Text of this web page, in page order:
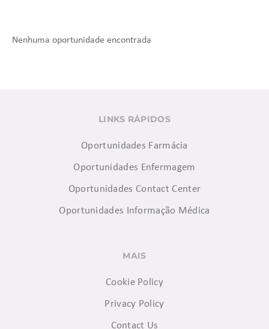
Nenhuma oportunidade encontrada
LINKS RÁPIDOS
Oportunidades Farmácia
Oportunidades Enfermagem
Oportunidades Contact Center
Oportunidades Informação Médica
MAIS
Cookie Policy
Privacy Policy
Contact Us